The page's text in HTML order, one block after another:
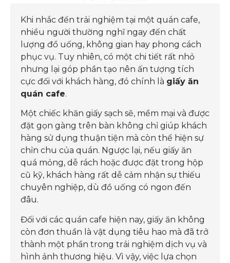
Khi nhắc đến trải nghiệm tại một quán cafe,
nhiều người thường nghĩ ngay đến chất
lượng đồ uống, không gian hay phong cách
phục vụ. Tuy nhiên, có một chi tiết rất nhỏ
nhưng lại góp phần tạo nên ấn tượng tích
cực đối với khách hàng, đó chính là giấy ăn
quán cafe.
Một chiếc khăn giấy sạch sẽ, mềm mại và được
đặt gọn gàng trên bàn không chỉ giúp khách
hàng sử dụng thuận tiện mà còn thể hiện sự
chỉn chu của quán. Ngược lại, nếu giấy ăn
quá mỏng, dễ rách hoặc được đặt trong hộp
cũ kỹ, khách hàng rất dễ cảm nhận sự thiếu
chuyên nghiệp, dù đồ uống có ngon đến
đâu.
Đối với các quán cafe hiện nay, giấy ăn không
còn đơn thuần là vật dụng tiêu hao mà đã trở
thành một phần trong trải nghiệm dịch vụ và
hình ảnh thương hiệu. Vì vậy, việc lựa chọn